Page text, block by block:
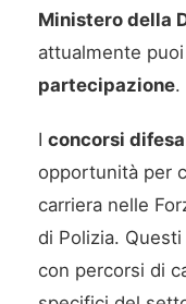
Ministero della
attualmente
partecipazione.
I concorsi difesa
opportunità per
carriera nelle
di Polizia.
con percorsi di